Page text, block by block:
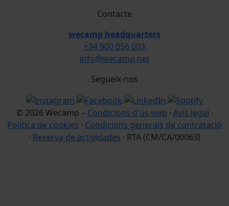
Contacte
wecamp headquarters
+34 900 056 003
info@wecamp.net
Segueix-nos
© 2026 Wecamp – Condicions d'ús web · Avís legal ·
Política de cookies · Condicions generals de contratació
· Reserva de actividades · RTA (CM/CA/00063)